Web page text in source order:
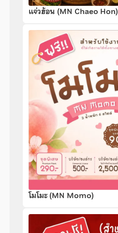
แจ่วฮ้อน (MN Chaeo Hon)
โมโมะ (MN Momo)